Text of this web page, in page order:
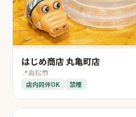
はじめ商店 丸亀町店
📍高松市
店内同伴OK 禁煙